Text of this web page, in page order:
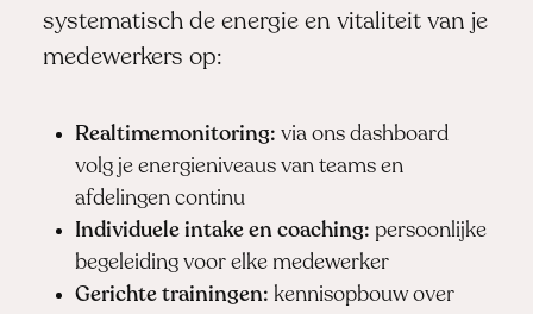
systematisch de energie en vitaliteit van je
medewerkers op:
Realtimemonitoring: via ons dashboard
volg je energieniveaus van teams en
afdelingen continu
Individuele intake en coaching: persoonlijke
begeleiding voor elke medewerker
Gerichte trainingen: kennisopbouw over